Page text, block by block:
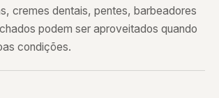
cremes dentais, pentes, barbeadores
podem ser aproveitados quando
condições.